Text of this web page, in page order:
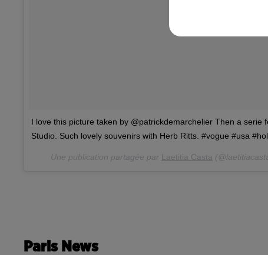
I love this picture taken by @patrickdemarchelier Then a serie
Studio. Such lovely souvenirs with Herb Ritts. #vogue #usa
Une publication partagée par Laetitia Casta
Paris News